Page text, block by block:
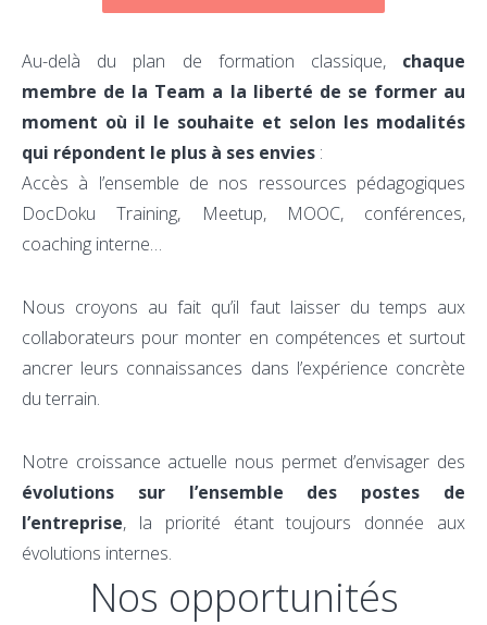
Au-delà du plan de formation classique, chaque
membre de la Team a la liberté de se former au
moment où il le souhaite et selon les modalités
qui répondent le plus à ses envies :
Accès à l’ensemble de nos ressources pédagogiques
DocDoku Training, Meetup, MOOC, conférences,
coaching interne…
Nous croyons au fait qu’il faut laisser du temps aux
collaborateurs pour monter en compétences et surtout
ancrer leurs connaissances dans l’expérience concrète
du terrain.
Notre croissance actuelle nous permet d’envisager des
évolutions sur l’ensemble des postes de
l’entreprise, la priorité étant toujours donnée aux
évolutions internes.
Nos opportunités